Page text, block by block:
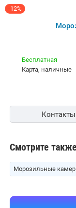
-12%
Бесплатная
карта, наличные
Контакты
Смотрите также
Морозильные